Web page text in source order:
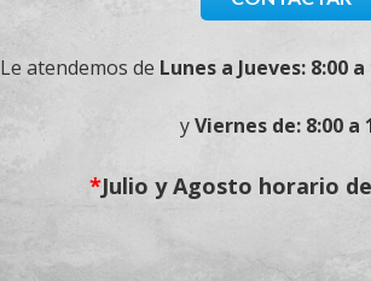
Le atendemos de Lunes a Jueves: 8:00 a
yViernes de: 8:00 a
*Julio y Agosto horario de